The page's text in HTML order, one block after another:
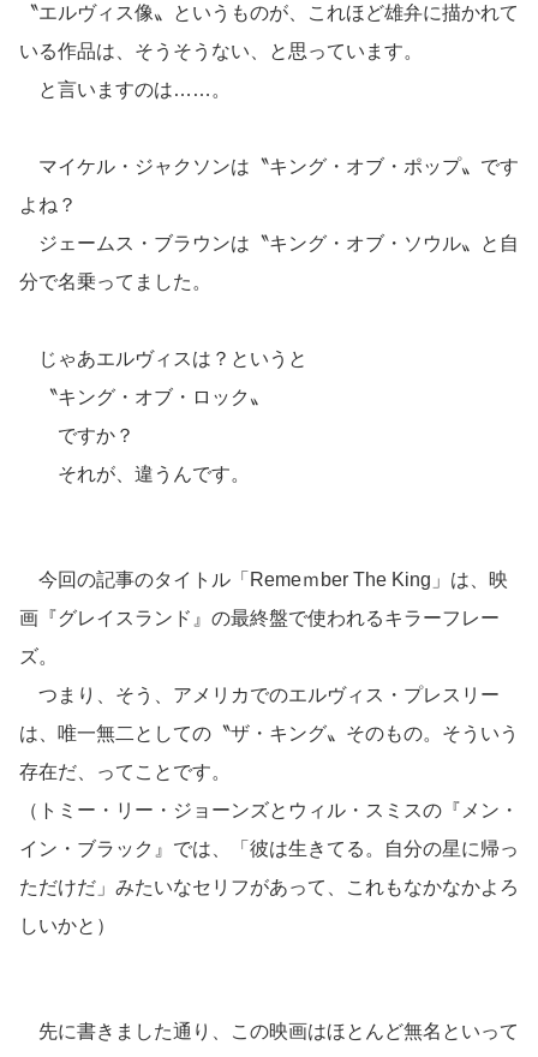
〝エルヴィス像〟というものが、これほど雄弁に描かれて
いる作品は、そうそうない、と思っています。
と言いますのは……。
マイケル・ジャクソンは〝キング・オブ・ポップ〟です
よね？
ジェームス・ブラウンは〝キング・オブ・ソウル〟と自
分で名乗ってました。
じゃあエルヴィスは？というと
〝キング・オブ・ロック〟
ですか？
それが、違うんです。
今回の記事のタイトル「Remeｍber The King」は、映
画『グレイスランド』の最終盤で使われるキラーフレー
ズ。
つまり、そう、アメリカでのエルヴィス・プレスリー
は、唯一無二としての〝ザ・キング〟そのもの。そういう
存在だ、ってことです。
（トミー・リー・ジョーンズとウィル・スミスの『メン・
イン・ブラック』では、「彼は生きてる。自分の星に帰っ
ただけだ」みたいなセリフがあって、これもなかなかよろ
しいかと）
先に書きました通り、この映画はほとんど無名といって